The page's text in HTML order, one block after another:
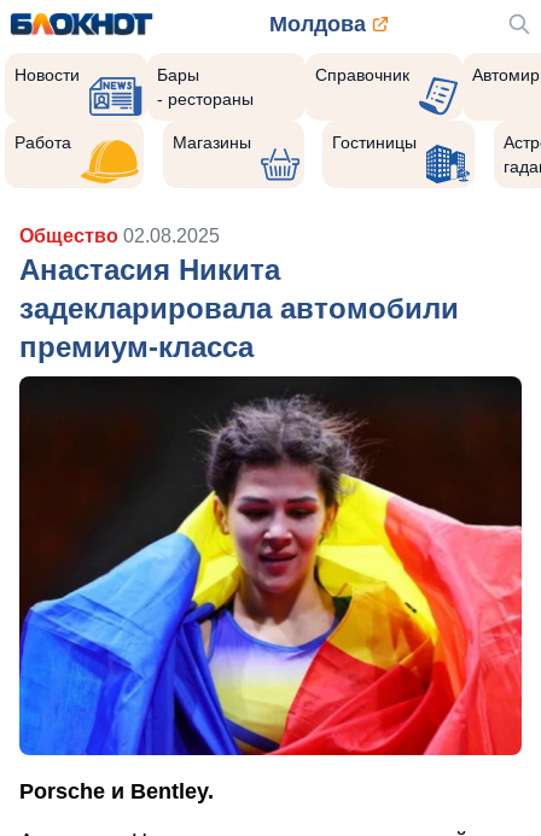
Молдова
Новости
Бары
- рестораны
Справочник Автомир
Работа Магазины Гостиницы
Общество 02.08.2025
Анастасия Никита
задекларировала автомобили
премиум-класса
Porsche и Bentley.